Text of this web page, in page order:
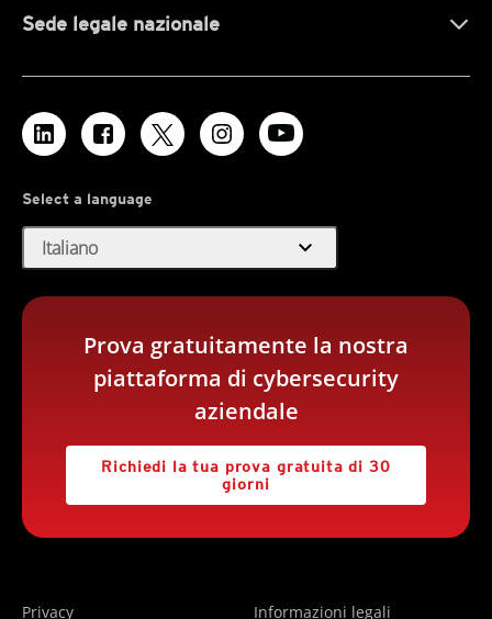
Sede legale nazionale
Select a language
Italiano expand_more
Prova gratuitamente la nostra
piattaforma di cybersecurity
aziendale
Richiedi la tua prova gratuita di 30
giorni
Privacy Informazioni legali